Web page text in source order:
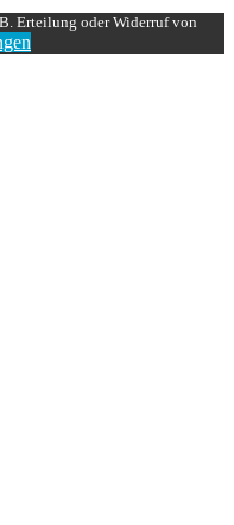
Erteilung oder Widerruf von